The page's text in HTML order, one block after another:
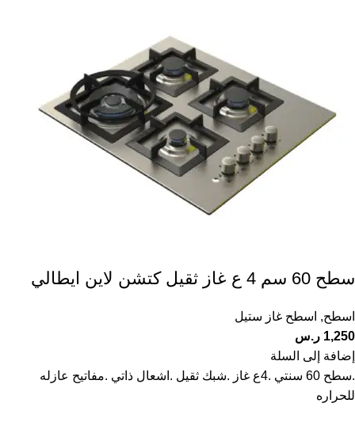
سطح 60 سم 4 ع غاز ثقيل كتشن لاين ايطالي
اسطح, اسطح غاز ستيل
1,250 ر.س
إضافة إلى السلة
.سطح 60 سنتي .4ع غاز .شبك ثقيل .اشعال ذاتي .مفاتيح عازله
للحراره